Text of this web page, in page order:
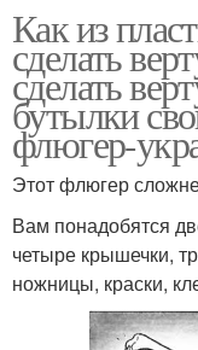
Как из
сделать
сделать
бутылки
флюгер-
Этот флюгер
Вам понадобятся
четыре крышечки,
ножницы, краски,